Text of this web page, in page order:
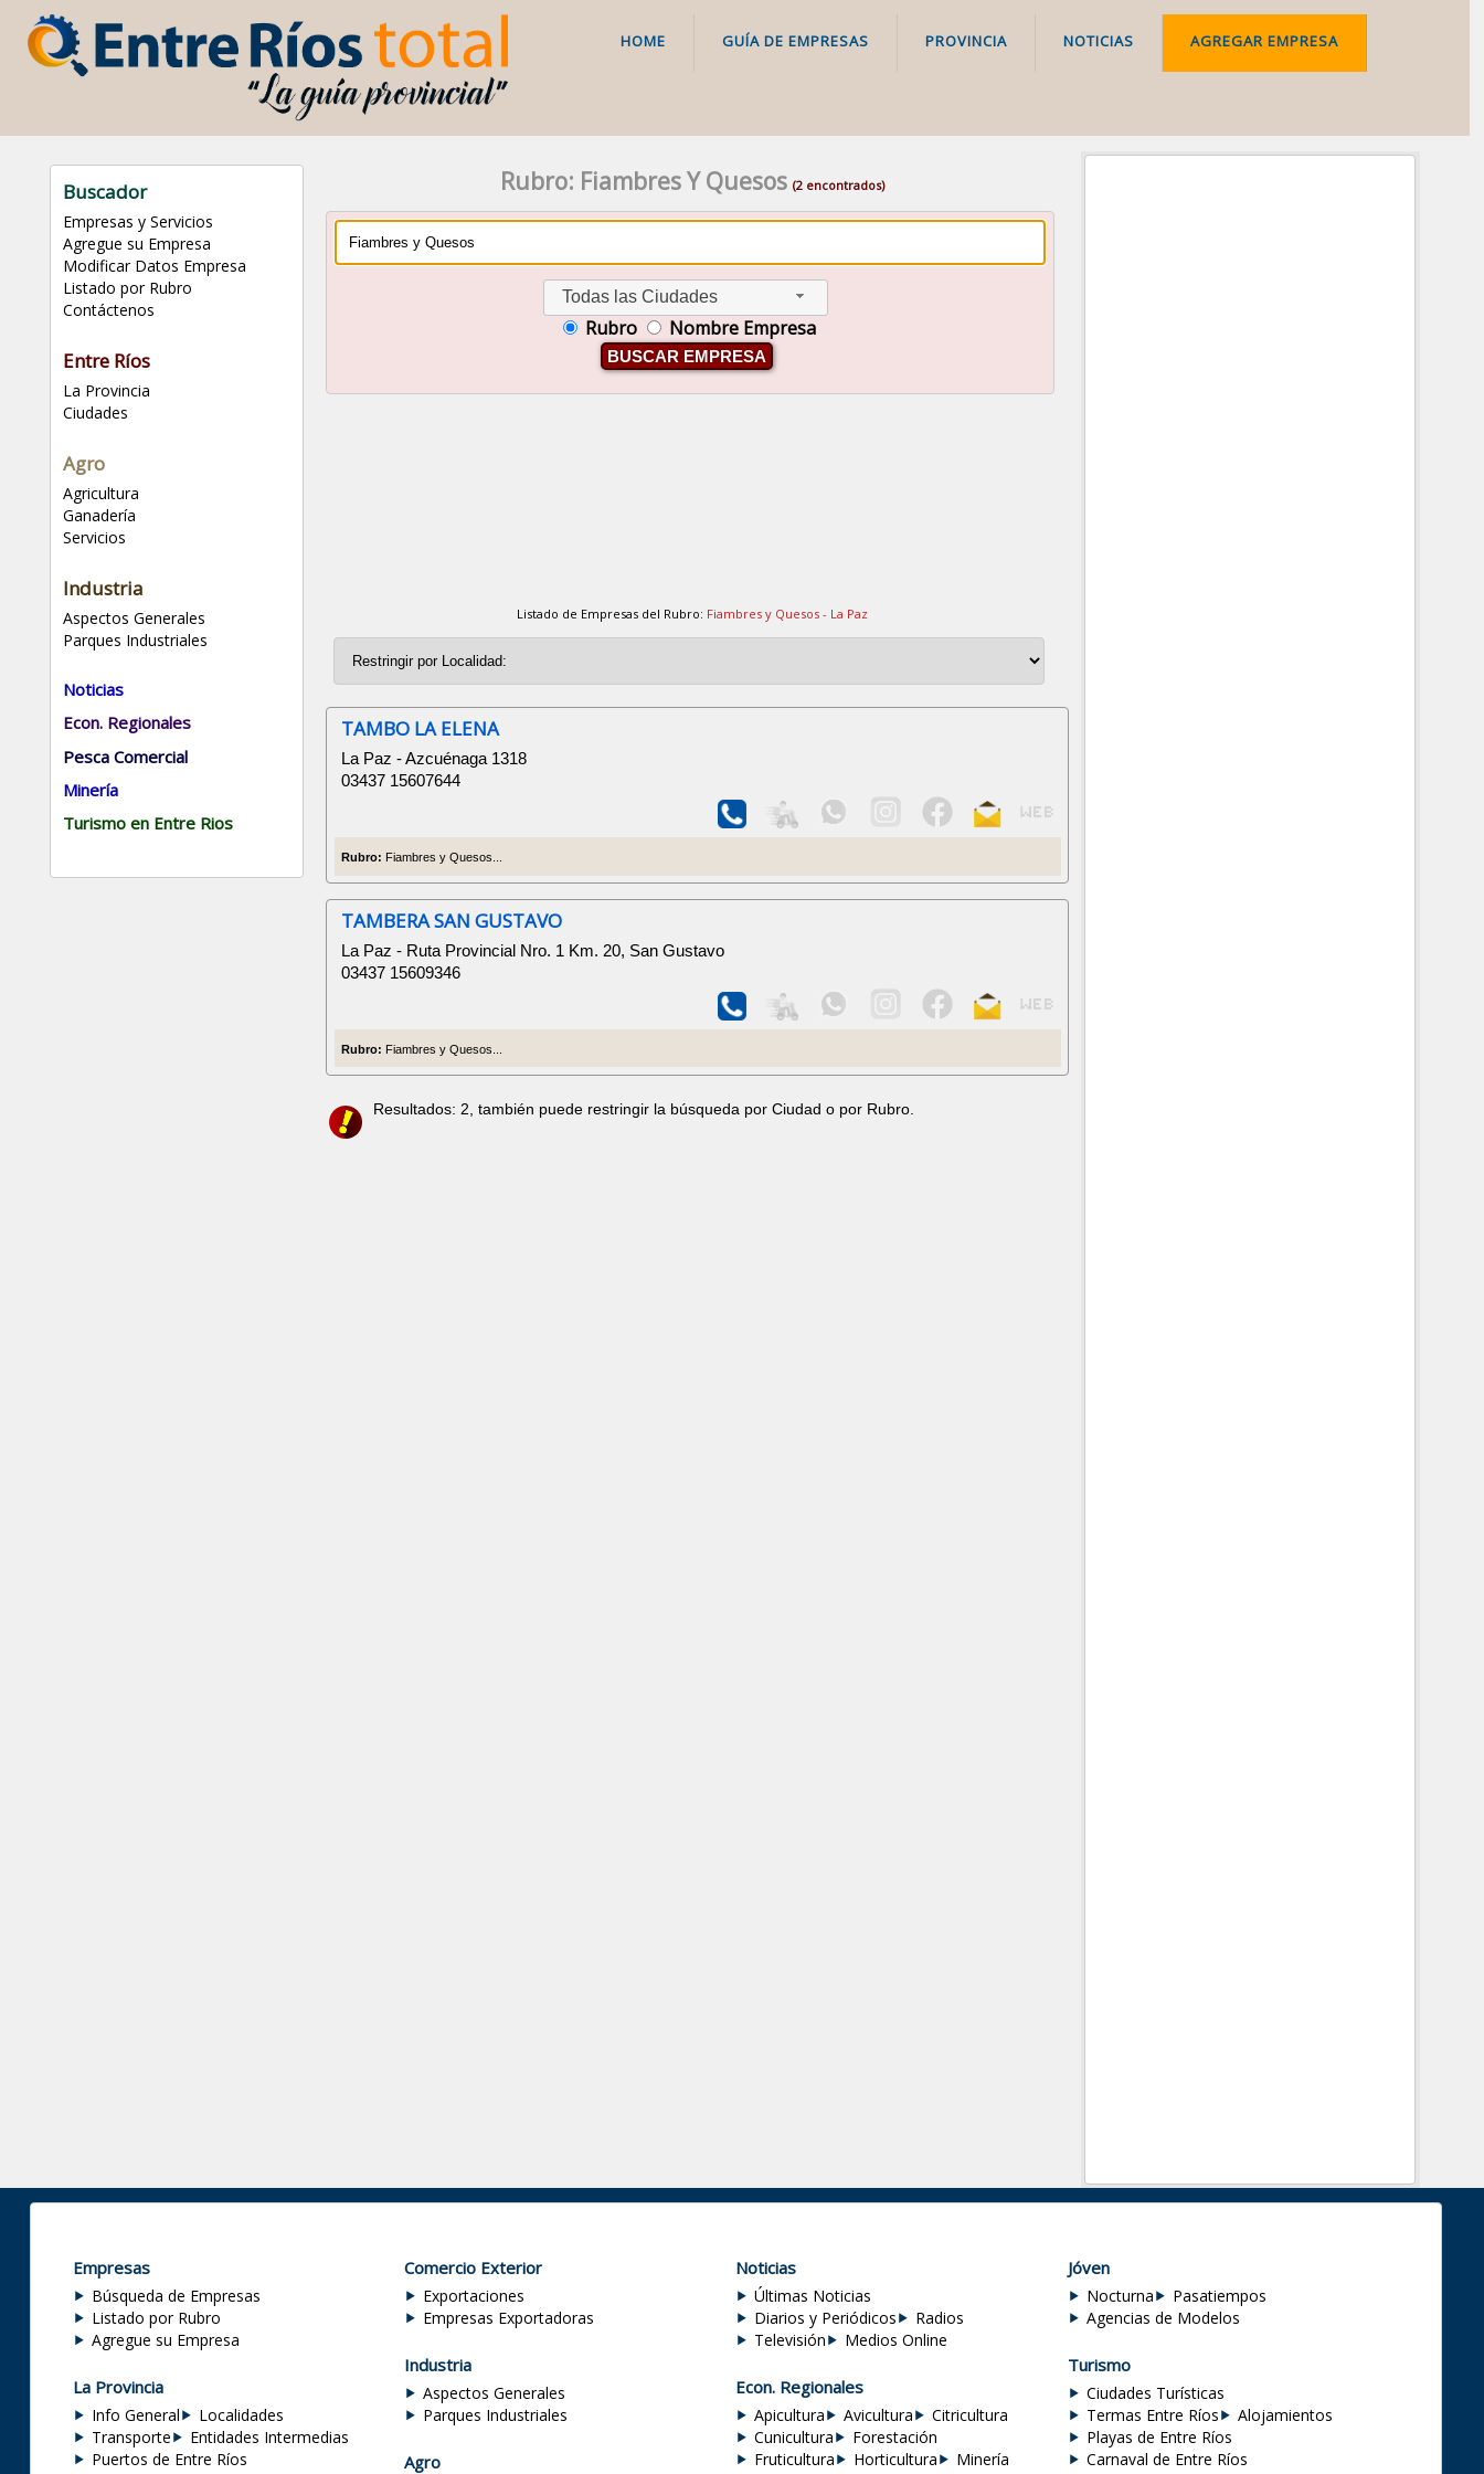
HOME GUÍA DE EMPRESAS PROVINCIA NOTICIAS AGREGAR EMPRESA
Buscador
Empresas y Servicios
Agregue su Empresa
Modificar Datos Empresa
Listado por Rubro
Contáctenos
Entre Ríos
La Provincia
Ciudades
Agro
Agricultura
Ganadería
Servicios
Industria
Aspectos Generales
Parques Industriales
Noticias
Econ. Regionales
Pesca Comercial
Minería
Turismo en Entre Rios
Rubro: Fiambres Y Quesos(2 encontrados)
Todas las Ciudades
Rubro Nombre Empresa
BUSCAR EMPRESA
Listado de Empresas del Rubro: Fiambres y Quesos - La Paz
TAMBO LA ELENA
La Paz - Azcuénaga 1318
03437 15607644
Rubro: Fiambres y Quesos...
TAMBERA SAN GUSTAVO
La Paz - Ruta Provincial Nro. 1 Km. 20, San Gustavo
03437 15609346
Rubro: Fiambres y Quesos...
Resultados: 2, también puede restringir la búsqueda por Ciudad o por Rubro.
Empresas
Búsqueda de Empresas
Listado por Rubro
Agregue su Empresa
La Provincia
Info General
Localidades
Transporte
Entidades Intermedias
Puertos de Entre Ríos
Comercio Exterior
Exportaciones
Empresas Exportadoras
Industria
Aspectos Generales
Parques Industriales
Agro
Noticias
Últimas Noticias
Diarios y Periódicos
Radios
Televisión
Medios Online
Econ. Regionales
Apicultura Avicultura
Citricultura
Cunicultura
Forestación
Fruticultura
Horticultura
Minería
Jóven
Nocturna
Pasatiempos
Agencias de Modelos
Turismo
Ciudades Turísticas
Termas Entre Ríos
Alojamientos
Playas de Entre Ríos
Carnaval de Entre Ríos